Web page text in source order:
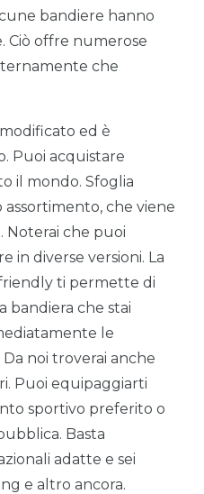
bandiere hanno
Ciò offre numerose
che
ed è
Puoi acquistare
il mondo. Sfoglia
che viene
Noterai che puoi
in diverse versioni. La
ti permette di
bandiera che stai
le
noi troverai anche
Puoi equipaggiarti
sportivo preferito o
Basta
adatte e sei
e altro ancora.